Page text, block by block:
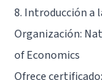
8. Introducción a
Organización:
of Economics
Ofrece